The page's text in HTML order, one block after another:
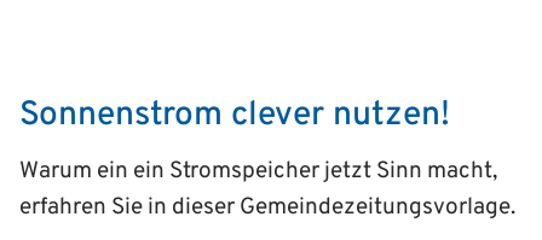
Sonnenstrom clever nutzen!
Warum ein ein Stromspeicher jetzt Sinn macht,
erfahren Sie in dieser Gemeindezeitungsvorlage.